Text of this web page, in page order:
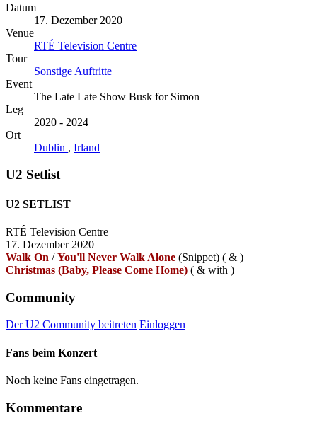
Datum
17. Dezember 2020
Venue
RTÉ Television Centre
Tour
Sonstige Auftritte
Event
The Late Late Show Busk for Simon
Leg
2020 - 2024
Ort
Dublin , Irland
U2 Setlist
U2 SETLIST
RTÉ Television Centre
17. Dezember 2020
Walk On /You'll Never Walk Alone (Snippet) ( & )
Christmas (Baby, Please Come Home) ( & with )
Community
Der U2 Community beitreten Einloggen
Fans beim Konzert
Noch keine Fans eingetragen.
Kommentare